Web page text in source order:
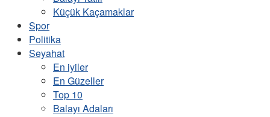
Küçük Kaçamaklar
Spor
Politika
Seyahat
En iyiler
En Güzeller
Top 10
Balayı Adaları